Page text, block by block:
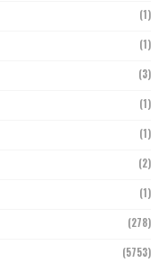
(1)
(1)
(3)
(1)
(1)
(2)
(1)
(278)
(5753)